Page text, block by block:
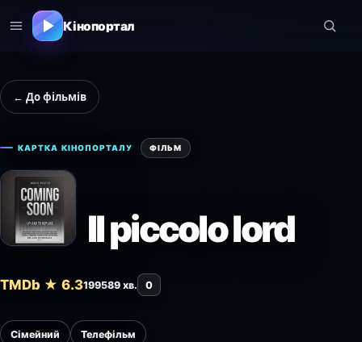
Кінопортал
← До фільмів
КАРТКА КІНОПОРТАЛУ ФІЛЬМ
Il piccolo lord
TMDb ★ 6.3199589 хв. 0
Сімейний Телефільм